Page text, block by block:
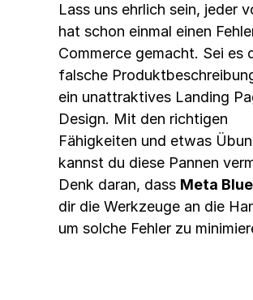
Lass uns ehrlich sein, jeder
hat schon einmal einen
Commerce gemacht. Sei es
falsche
ein unattraktives Landing
Design. Mit den richtigen
Fähigkeiten und etwas
kannst du diese Pannen
Denk daran, dass Meta
dir die Werkzeuge an die
um solche Fehler zu